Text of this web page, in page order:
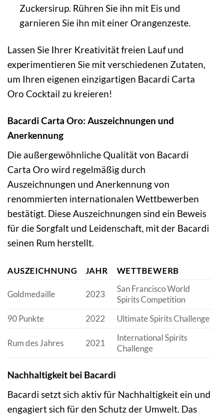
Zuckersirup. Rühren Sie ihn mit Eis und
garnieren Sie ihn mit einer Orangenzeste.
Lassen Sie Ihrer Kreativität freien Lauf und
experimentieren Sie mit verschiedenen Zutaten,
um Ihren eigenen einzigartigen Bacardi Carta
Oro Cocktail zu kreieren!
Bacardi Carta Oro: Auszeichnungen und
Anerkennung
Die außergewöhnliche Qualität von Bacardi
Carta Oro wird regelmäßig durch
Auszeichnungen und Anerkennung von
renommierten internationalen Wettbewerben
bestätigt. Diese Auszeichnungen sind ein Beweis
für die Sorgfalt und Leidenschaft, mit der Bacardi
seinen Rum herstellt.
AUSZEICHNUNG JAHR WETTBEWERB
Goldmedaille 2023
San Francisco World
Spirits Competition
90 Punkte
2022 Ultimate Spirits Challenge
Rum des Jahres 2021
International Spirits
Challenge
Nachhaltigkeit bei Bacardi
Bacardi setzt sich aktiv für Nachhaltigkeit ein und
engagiert sich für den Schutz der Umwelt. Das